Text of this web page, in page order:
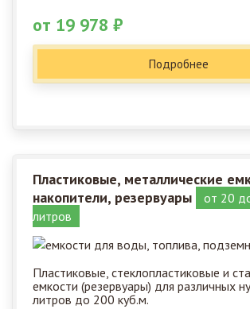
от 19 978 ₽
Подробнее
Пластиковые, металлические
накопители, резервуары
от 20
литров
Пластиковые, стеклопластиковые и
емкости (резервуары) для различных
литров до 200 куб.м.